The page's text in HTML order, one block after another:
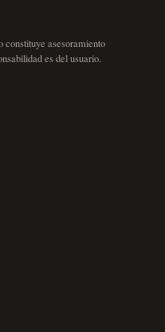
constituye asesoramiento
es del usuario.